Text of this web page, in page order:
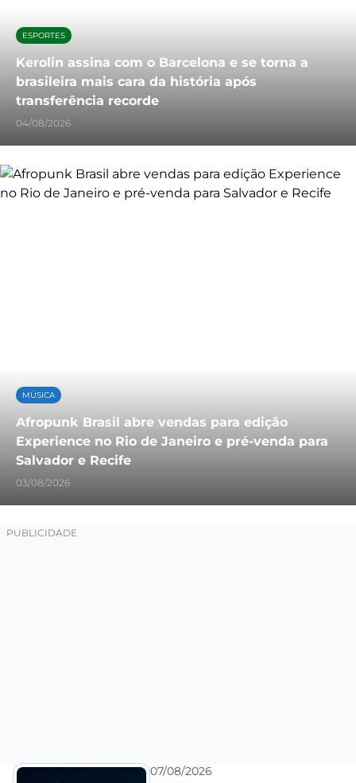
ESPORTES
Kerolin assina com o Barcelona e se torna a
brasileira mais cara da história após
transferência recorde
04/08/2026
MÚSICA
Afropunk Brasil abre vendas para edição
Experience no Rio de Janeiro e pré-venda para
Salvador e Recife
03/08/2026
07/08/2026